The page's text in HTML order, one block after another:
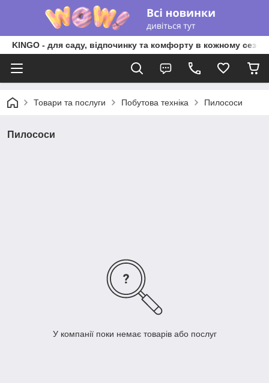
KINGO - для саду, відпочинку та комфорту в кожному
Товари та послуги Побутова техніка Пилососи
Пилососи
У компанії поки немає товарів або послуг